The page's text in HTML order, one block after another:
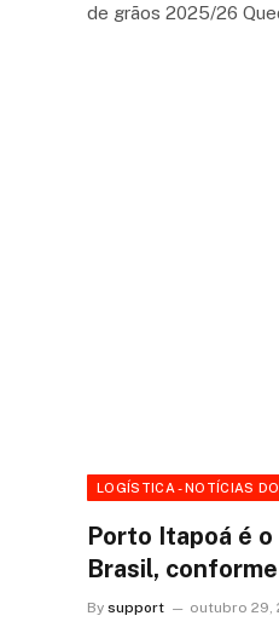
de grãos 2025/26
LOGÍSTICA - NOTÍCIAS
Porto Itapoá é
Brasil,
By support outubro 29,